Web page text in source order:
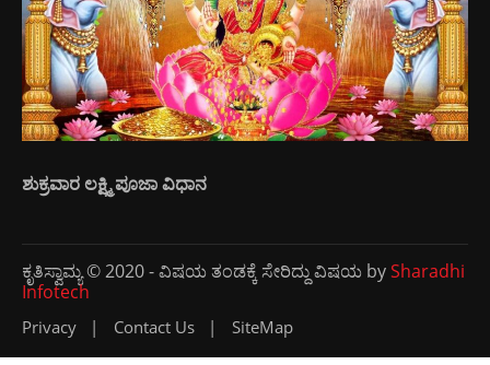
ಶುಕ್ರವಾರ ಲಕ್ಷ್ಮಿ ಪೂಜಾ ವಿಧಾನ
ಕೃತಿಸ್ವಾಮ್ಯ © 2020 - ವಿಷಯ ತಂಡಕ್ಕೆ ಸೇರಿದ್ದು ವಿಷಯ bySharadhi
Infotech
Privacy Contact Us SiteMap